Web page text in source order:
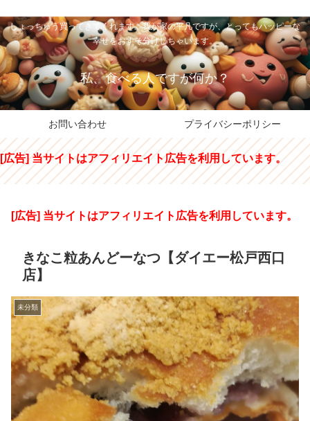
しょっちゅう買ってきてくれます。我が家の平凡ですが、とってもハッピーな
幸せをおすそ分けしちゃいます。
私、食べる人ですが何か？
お問い合わせ プライバシーポリシー
[広告] 当サイトはアフィリエイト広告を利用しています。
[広告] 当サイトはアフィリエイト広告を利用しています。
きなこ粒あんどーなつ【ダイエー松戸西口
店】
未分類